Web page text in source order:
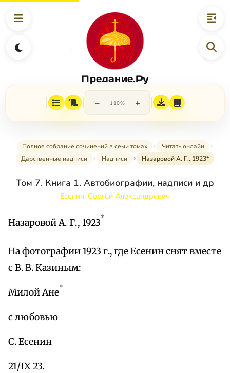
Предание.Ру
− 110% +
Полное собрание сочинений в семи томах
Читать онлайн
Дарственные надписи
Надписи Назаровой А. Г., 1923*
Том 7. Книга 1. Автобиографии, надписи и др
Есенин, Сергей Александрович
Назаровой А. Г., 1923*
На фотографии 1923 г., где Есенин снят вместе
с В. В. Казиным:
Милой Ане*
с любовью
С. Есенин
21/IX 23.